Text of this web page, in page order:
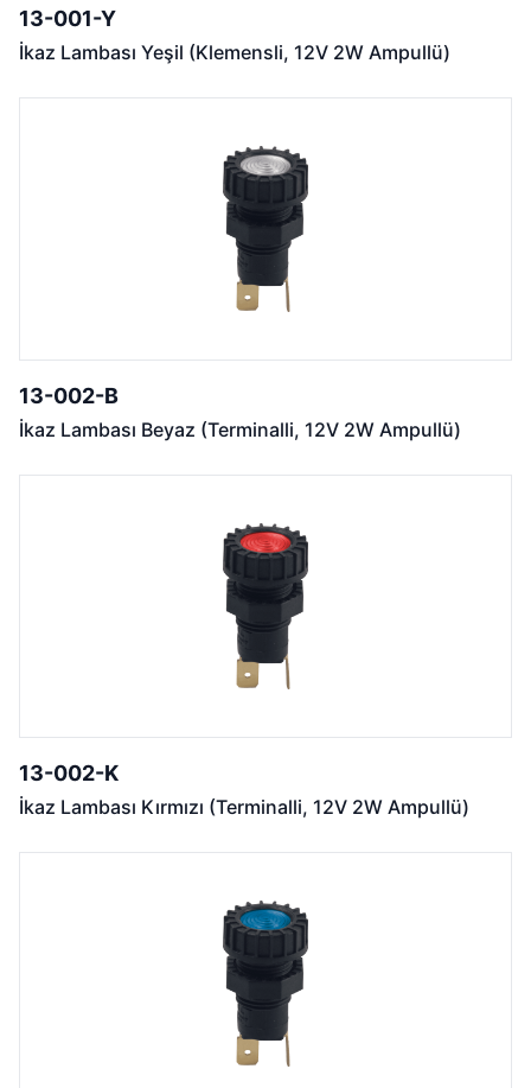
13-001-Y
İkaz Lambası Yeşil (Klemensli, 12V 2W Ampullü)
13-002-B
İkaz Lambası Beyaz (Terminalli, 12V 2W Ampullü)
13-002-K
İkaz Lambası Kırmızı (Terminalli, 12V 2W Ampullü)